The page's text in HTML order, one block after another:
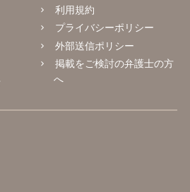
利用規約
プライバシーポリシー
外部送信ポリシー
掲載をご検討の弁護士の方
へ